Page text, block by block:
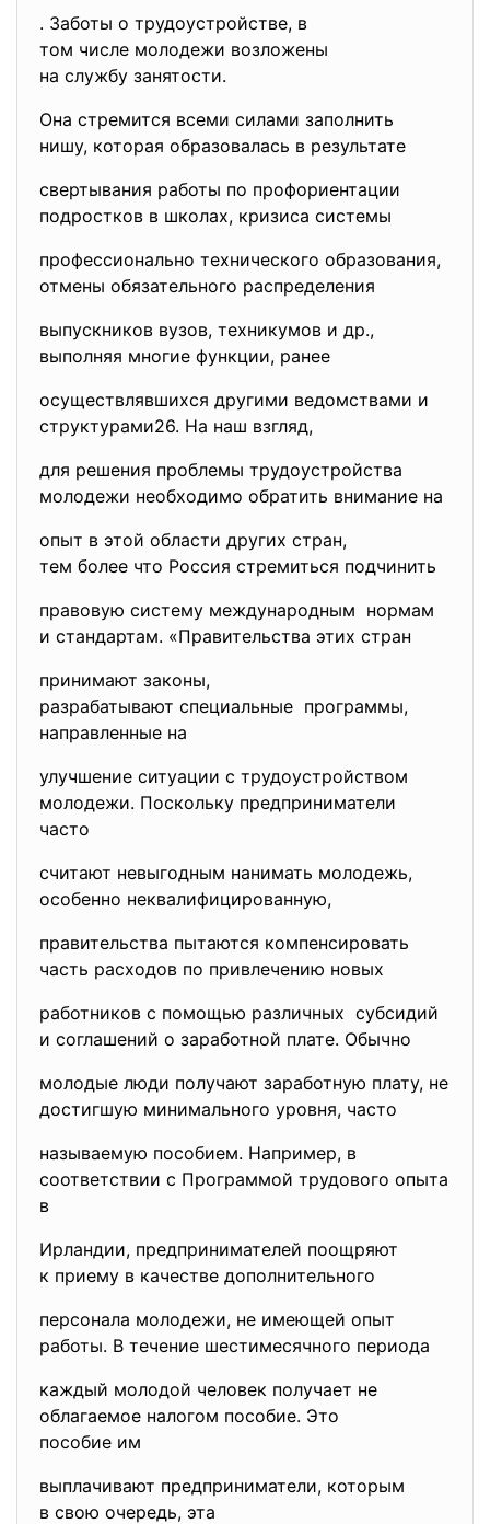
. Заботы о трудоустройстве, в
том числе молодежи возложены
на службу занятости.
Она стремится всеми силами заполнить
нишу, которая образовалась в результате
свертывания работы по профориентации
подростков в школах, кризиса системы
профессионально технического образования,
отмены обязательного распределения
выпускников вузов, техникумов и др.,
выполняя многие функции, ранее
осуществлявшихся другими ведомствами и
структурами26. На наш взгляд,
для решения проблемы трудоустройства
молодежи необходимо обратить внимание на
опыт в этой области других стран,
тем более что Россия стремиться подчинить
правовую систему международным нормам
и стандартам. «Правительства этих стран
принимают законы,
разрабатывают специальные программы,
направленные на
улучшение ситуации с трудоустройством
молодежи. Поскольку предприниматели
часто
считают невыгодным нанимать молодежь,
особенно неквалифицированную,
правительства пытаются компенсировать
часть расходов по привлечению новых
работников с помощью различных субсидий
и соглашений о заработной плате. Обычно
молодые люди получают заработную плату, не
достигшую минимального уровня, часто
называемую пособием. Например, в
соответствии с Программой трудового опыта
в
Ирландии, предпринимателей поощряют
к приему в качестве дополнительного
персонала молодежи, не имеющей опыт
работы. В течение шестимесячного периода
каждый молодой человек получает не
облагаемое налогом пособие. Это
пособие им
выплачивают предприниматели, которым
в свою очередь, эта